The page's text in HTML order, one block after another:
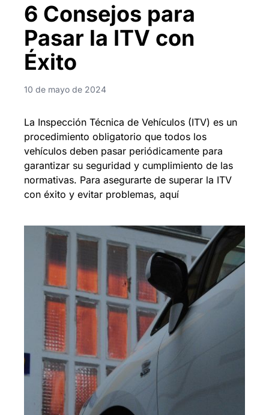
6 Consejos para
Pasar la ITV con
Éxito
10 de mayo de 2024
La Inspección Técnica de Vehículos (ITV) es un
procedimiento obligatorio que todos los
vehículos deben pasar periódicamente para
garantizar su seguridad y cumplimiento de las
normativas. Para asegurarte de superar la ITV
con éxito y evitar problemas, aquí